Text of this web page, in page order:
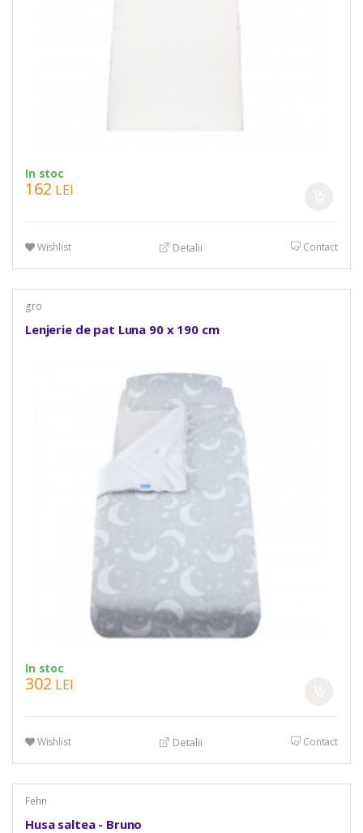
In stoc
162 LEI
Wishlist Detalii Contact
gro
Lenjerie de pat Luna 90 x 190 cm
In stoc
302 LEI
Wishlist Detalii Contact
Fehn
Husa saltea - Bruno